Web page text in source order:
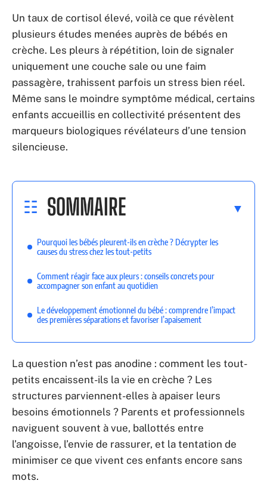
Un taux de cortisol élevé, voilà ce que révèlent
plusieurs études menées auprès de bébés en
crèche. Les pleurs à répétition, loin de signaler
uniquement une couche sale ou une faim
passagère, trahissent parfois un stress bien réel.
Même sans le moindre symptôme médical, certains
enfants accueillis en collectivité présentent des
marqueurs biologiques révélateurs d’une tension
silencieuse.
SOMMAIRE
Pourquoi les bébés pleurent-ils en crèche ? Décrypter les
causes du stress chez les tout-petits
Comment réagir face aux pleurs : conseils concrets pour
accompagner son enfant au quotidien
Le développement émotionnel du bébé : comprendre l’impact
des premières séparations et favoriser l’apaisement
La question n’est pas anodine : comment les tout-
petits encaissent-ils la vie en crèche ? Les
structures parviennent-elles à apaiser leurs
besoins émotionnels ? Parents et professionnels
naviguent souvent à vue, ballottés entre
l’angoisse, l’envie de rassurer, et la tentation de
minimiser ce que vivent ces enfants encore sans
mots.